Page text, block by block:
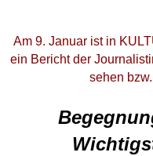
Am 9. Januar ist in
ein Bericht der
sehen